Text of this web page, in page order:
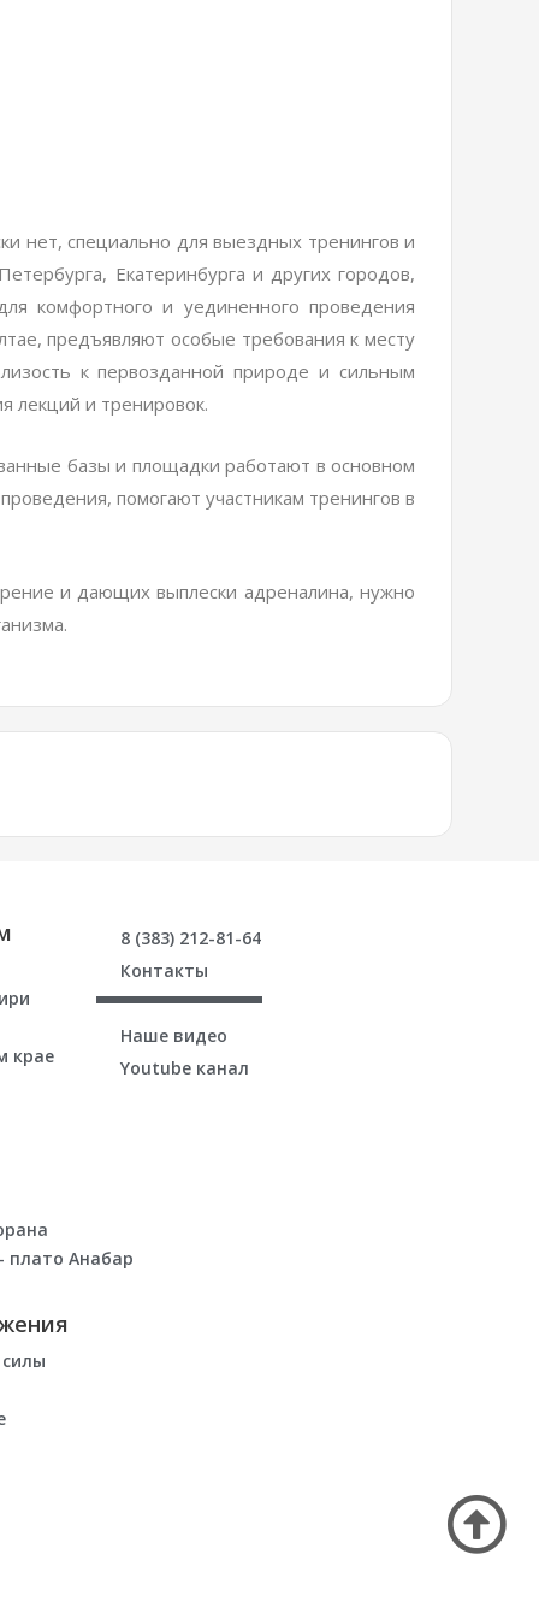
нет, специально для выездных тренингов и
Екатеринбурга и других городов,
комфортного и уединенного проведения
предъявляют особые требования к месту
к первозданной природе и сильным
лекций и тренировок.
базы и площадки работают в основном
помогают участникам тренингов в
и дающих выплески адреналина, нужно
крае
Анабар
8 (383) 212-81-64
Контакты
Наше видео
Youtube канал